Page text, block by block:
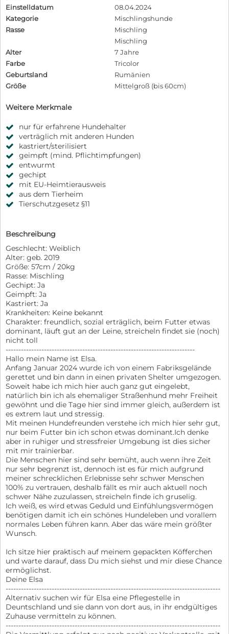
Einstelldatum
08.04.2024
Kategorie
Mischlingshunde
Rasse
Mischling
Mischling
Alter
7 Jahre
Farbe
Tricolor
Geburtsland
Rumänien
Größe
Mittelgroß (bis 60cm)
Weitere Merkmale
nur für erfahrene Hundehalter
verträglich mit anderen Hunden
kastriert/sterilisiert
geimpft (mind. Pflichtimpfungen)
entwurmt
gechipt
mit EU-Heimtierausweis
aus dem Tierheim
Tierschutzgesetz §11
Beschreibung
Geschlecht: Weiblich
Alter: geb. 2019
Größe: 57cm / 20kg
Rasse: Mischling
Gechipt: Ja
Geimpft: Ja
Kastriert: Ja
Krankheiten: Keine bekannt
Charakter: freundlich, sozial erträglich, beim Futter etwas
dominant, läuft gut an der Leine, streicheln findet sie (noch)
nicht toll
--------------------------------------------------------------------------
Hallo mein Name ist Elsa.
Anfang Januar 2024 wurde ich von einem Fabriksgelände
gerettet und bin dann in einen privaten Shelter umgezogen.
Soweit habe ich mich hier auch ganz gut eingelebt,
natürlich bin ich als ehemaliger Straßenhund mehr Freiheit
gewöhnt und die Tage hier sind immer gleich, außerdem ist
es extrem laut und stressig.
Mit meinen Hundefreunden verstehe ich mich hier sehr gut,
nur beim Futter bin ich schon etwas dominant.Ich denke
aber in ruhiger und stressfreier Umgebung ist dies sicher
mit mir trainierbar.
Die Menschen hier sind sehr bemüht, auch wenn ihre Zeit
nur sehr begrenzt ist, dennoch ist es für mich aufgrund
meiner schrecklichen Erlebnisse sehr schwer Menschen
100% zu vertrauen, deshalb fällt es mir auch aktuell noch
schwer Nähe zuzulassen, streicheln finde ich gruselig.
Ich weiß, es wird etwas Geduld und Einfühlungsvermögen
benötigen damit ich ein schönes Hundeleben und vorallem
normales Leben führen kann. Aber das wäre mein größter
Wunsch.
Ich sitze hier praktisch auf meinem gepackten Köfferchen
und warte darauf, dass Du mich siehst und mir diese Chance
ermöglichst.
Deine Elsa
------------------------------------------------------------------------------------
Alternativ suchen wir für Elsa eine Pflegestelle in
Deuntschland und sie dann von dort aus, in ihr endgültiges
Zuhause vermitteln zu können.
------------------------------------------------------------------------------------